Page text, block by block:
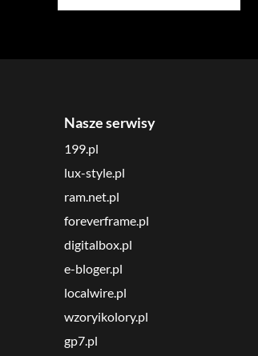
Nasze serwisy
199.pl
lux-style.pl
ram.net.pl
foreverframe.pl
digitalbox.pl
e-bloger.pl
localwire.pl
wzoryikolory.pl
gp7.pl